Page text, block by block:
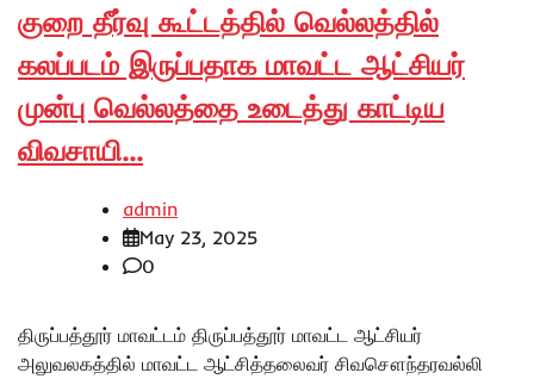
குறை தீர்வு கூட்டத்தில் வெல்லத்தில்
கலப்படம் இருப்பதாக மாவட்ட ஆட்சியர்
முன்பு வெல்லத்தை உடைத்து காட்டிய
விவசாயி…
admin
May 23, 2025
0
திருப்பத்தூர் மாவட்டம் திருப்பத்தூர் மாவட்ட ஆட்சியர்
அலுவலகத்தில் மாவட்ட ஆட்சித்தலைவர் சிவசௌந்தரவல்லி